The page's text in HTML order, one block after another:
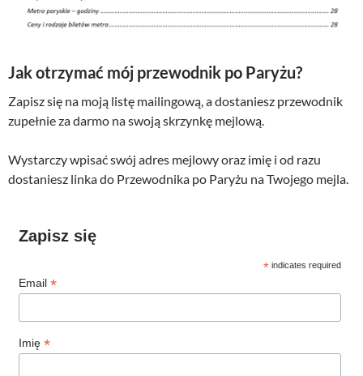
Jak otrzymać mój przewodnik po Paryżu?
Zapisz się na moją listę mailingową, a dostaniesz przewodnik
zupełnie za darmo na swoją skrzynkę mejlową.
Wystarczy wpisać swój adres mejlowy oraz imię i od razu
dostaniesz linka do Przewodnika po Paryżu na Twojego mejla.
Zapisz się
* indicates required
Email *
Imię *